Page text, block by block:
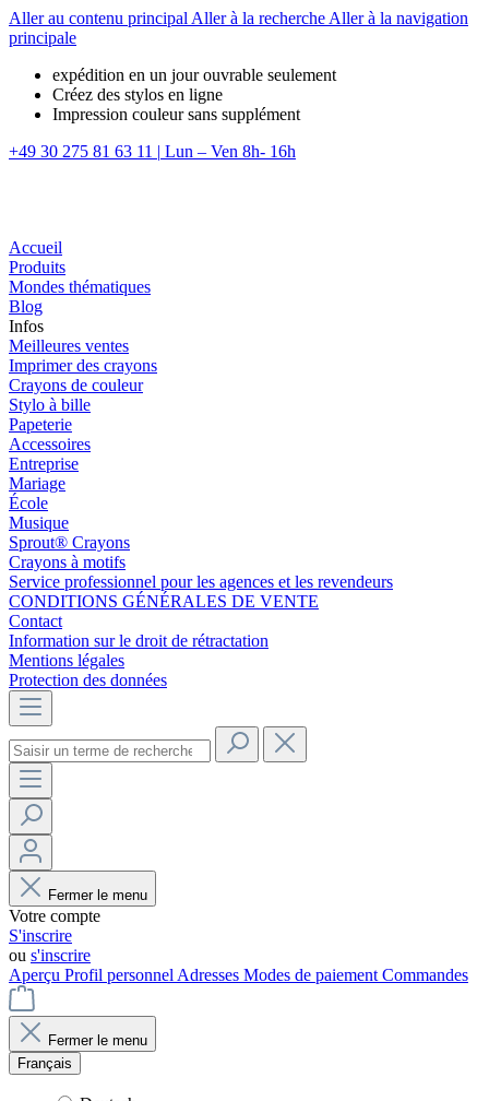
Aller au contenu principal Aller à la recherche Aller à la navigation
principale
expédition en un jour ouvrable seulement
Créez des stylos en ligne
Impression couleur sans supplément
+49 30 275 81 63 11 | Lun – Ven 8h- 16h
Accueil
Produits
Mondes thématiques
Blog
Infos
Meilleures ventes
Imprimer des crayons
Crayons de couleur
Stylo à bille
Papeterie
Accessoires
Entreprise
Mariage
École
Musique
Sprout® Crayons
Crayons à motifs
Service professionnel pour les agences et les revendeurs
CONDITIONS GÉNÉRALES DE VENTE
Contact
Information sur le droit de rétractation
Mentions légales
Protection des données
Fermer le menu
Votre compte
S'inscrire
ou s'inscrire
Aperçu Profil personnel Adresses Modes de paiement Commandes
Fermer le menu
Français